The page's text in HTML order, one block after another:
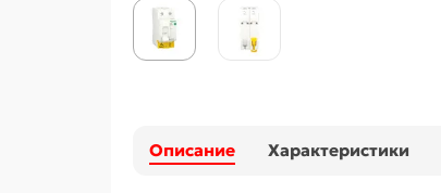
Описание Характеристики